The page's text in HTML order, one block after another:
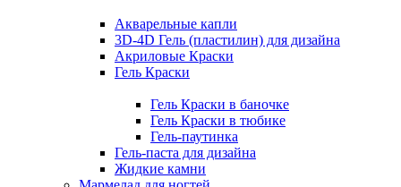
Акварельные капли
3D-4D Гель (пластилин) для дизайна
Акриловые Краски
Гель Краски
Гель Краски в баночке
Гель Краски в тюбике
Гель-паутинка
Гель-паста для дизайна
Жидкие камни